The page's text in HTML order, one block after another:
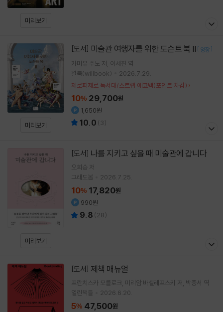
미리보기
미리보기
[도서] 미술관 여행자를 위한 도슨트 북 II [ 양장 ]
카미유 주노 저 이세진 역
윌북(willbook)
2026.7.29.
제로퍼제로 독서대/스트랩 에코백(포인트 차감)
10% 29,700원
1,650원
10.0 ( 3)
미리보기
[도서] 나를 지키고 싶을 때 미술관에 갑니다
오희승 저
그래도봄
2026.7.25.
10% 17,820원
990원
9.8 (28)
[도서] 제책 매뉴얼
프란치스카 모를로크 미리암 바셸레프스키 저 박중서 역
열린책들
2026.6.20.
5% 47,500원